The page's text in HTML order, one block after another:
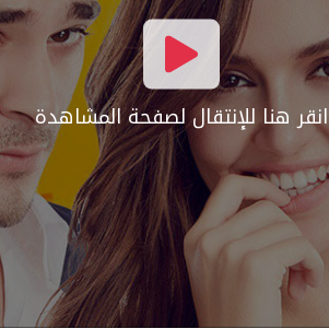
انقر هنا للإنتقال لصفحة المشاهدة